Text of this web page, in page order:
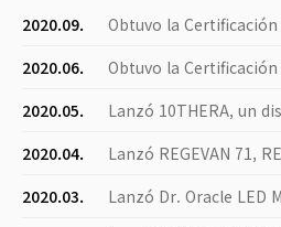
2020.09.
Obtuvo la
2020.06.
Obtuvo la Certificación
2020.05.
Lanzó 10THERA, un
2020.04.
Lanzó REGEVAN 71,
2020.03.
Lanzó Dr. Oracle LED